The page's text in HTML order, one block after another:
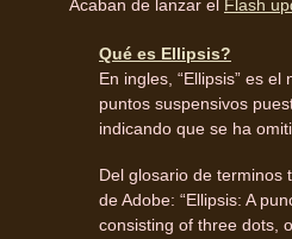
Acaban de lanzar el Flash
Qué es Ellipsis?
En ingles, “Ellipsis” es
puntos suspensivos
indicando que se ha
Del glosario de terminos
de Adobe: “Ellipsis: A
consisting of three dots,